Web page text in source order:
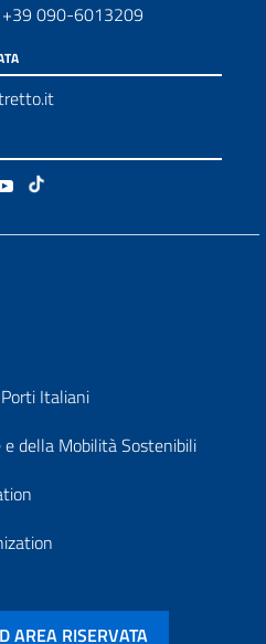
+39 090-6013209
Italiani
della Mobilità Sostenibili
AREA RISERVATA